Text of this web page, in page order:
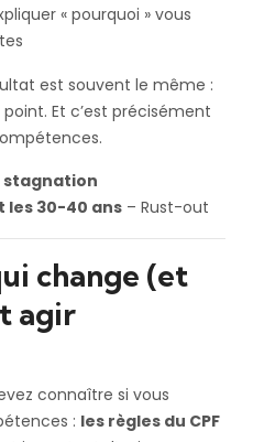
« pourquoi » vous
est souvent le même :
Et c’est précisément
stagnation
30-40 ans – Rust-out
change (et
agir
connaître si vous
: les règles du CPF